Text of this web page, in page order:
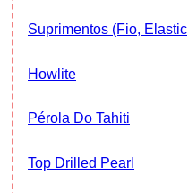
Suprimentos (fio,
Howlite
Pérola Do Tahiti
Top Drilled Pearl